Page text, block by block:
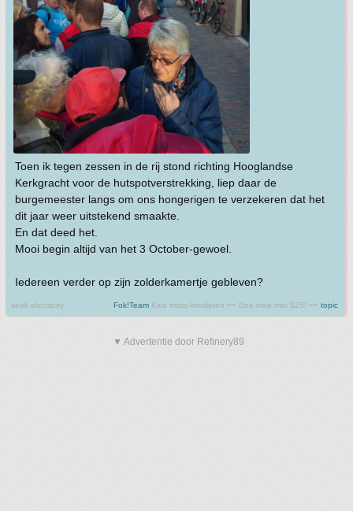
Toen ik tegen zessen in de rij stond richting Hooglandse
Kerkgracht voor de hutspotverstrekking, liep daar de
burgemeester langs om ons hongerigen te verzekeren dat het
dit jaar weer uitstekend smaakte.
En dat deed het.
Mooi begin altijd van het 3 October-gewoel.
Iedereen verder op zijn zolderkamertje gebleven?
seek electricity Fok!Team Kiva micro-kredieten == Doe mee met $25! == topic
▼ Advertentie door Refinery89